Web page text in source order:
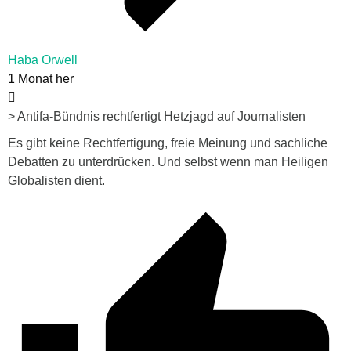
Haba Orwell
1 Monat her
> Antifa-Bündnis rechtfertigt Hetzjagd auf Journalisten
Es gibt keine Rechtfertigung, freie Meinung und sachliche
Debatten zu unterdrücken. Und selbst wenn man Heiligen
Globalisten dient.